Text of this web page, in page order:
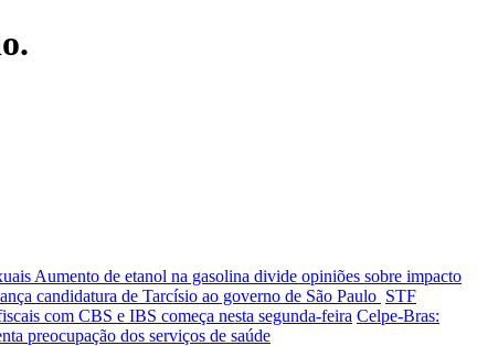
Aumento de etanol na gasolina divide opiniões sobre impacto
candidatura de Tarcísio ao governo de São Paulo STF
com CBS e IBS começa nesta segunda-feira Celpe-Bras:
preocupação dos serviços de saúde